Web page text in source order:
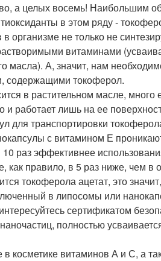
а целых восемь! Наибольшим
в этом ряду -
организме не только не
витаминами
масла). А, значит, нам
содержащими токоферол.
в растительном масле, много
работает лишь на ее
для транспортировки
с витамином Е
10 раз эффективнее
как правило, в 5 раз ниже, чем в
токоферола ацетат, это
в липосомы или
сертификатом
полностью
косметике витаминов А и С, а